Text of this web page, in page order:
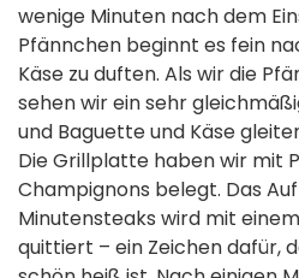
wenige Minuten nach dem
Pfännchen beginnt es fein
Käse zu duften. Als wir die
sehen wir ein sehr
und Baguette und Käse
Die Grillplatte haben wir mit
Champignons belegt. Das
Minutensteaks wird mit
quittiert – ein Zeichen dafür,